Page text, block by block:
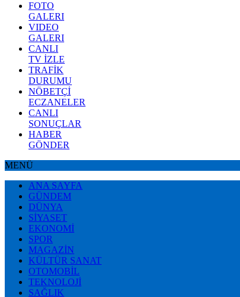
FOTO
GALERI
VIDEO
GALERI
CANLI
TV İZLE
TRAFİK
DURUMU
NÖBETÇİ
ECZANELER
CANLI
SONUÇLAR
HABER
GÖNDER
MENÜ
ANA SAYFA
GÜNDEM
DÜNYA
SİYASET
EKONOMİ
SPOR
MAGAZİN
KÜLTÜR SANAT
OTOMOBİL
TEKNOLOJİ
SAĞLIK